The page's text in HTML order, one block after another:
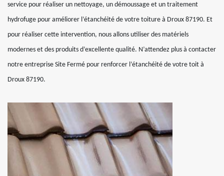
service pour réaliser un nettoyage, un démoussage et un traitement
hydrofuge pour améliorer l’étanchéité de votre toiture à Droux 87190. Et
pour réaliser cette intervention, nous allons utiliser des matériels
modernes et des produits d’excellente qualité. N’attendez plus à contacter
notre entreprise Site Fermé pour renforcer l’étanchéité de votre toit à
Droux 87190.